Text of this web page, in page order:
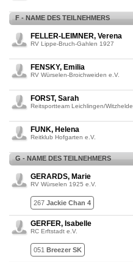
F - NAME DES TEILNEHMERS
FELLER-LEIMNER, Verena
RV Lippe-Bruch-Gahlen 1927
FENSKY, Emilia
RV Würselen-Broichweiden e.V.
FORST, Sarah
Reitsportteam Leichlingen/Witzhelde
FUNK, Helena
Reitklub Hofgarten e.V.
G - NAME DES TEILNEHMERS
GERARDS, Marie
RV Würselen 1925 e.V.
267 Jackie Chan 4
GERFER, Isabelle
RC Erftstadt e.V.
051 Breezer SK